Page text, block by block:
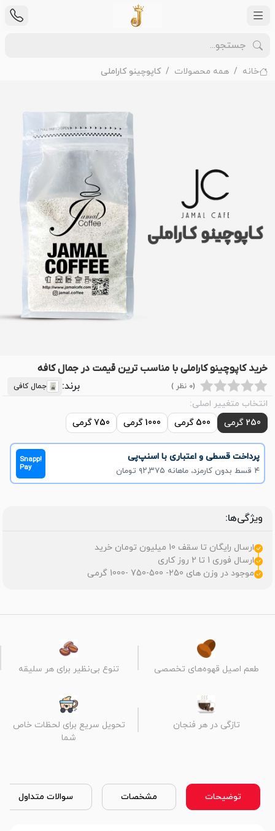
خانه همه محصولات کاپوچینو کاراملی
خرید کاپوچینو کاراملی با مناسب ترین قیمت در جمال کافه
(0 نظر ) برند: جمال کافی
انتخاب متغییر اصلی:
250 گرمی
500 گرمی 1000 گرمی 750 گرمی
پرداخت قسطی و اعتباری با اسنپ‌پی
۴ قسط بدون کارمزد، ماهانه ۹۲٬۳۷۵ تومان
Snapp!
Pay
ویژگی‌ها:
ارسال رایگان تا سقف 10 میلیون تومان خرید
ارسال فوری 1 تا 2 روز کاری
موجود در وزن های 250- 500-750 -1000 گرمی
طعم اصیل قهوه‌های تخصصی تنوع بی‌نظیر برای هر سلیقه
تازگی در هر فنجان
تحویل سریع برای لحظات خاص
شما
توضیحات مشخصات سوالات متداول